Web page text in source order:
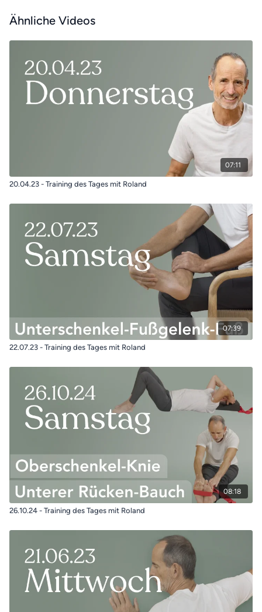
Ähnliche Videos
07:11
20.04.23 - Training des Tages mit Roland
07:39
22.07.23 - Training des Tages mit Roland
08:18
26.10.24 - Training des Tages mit Roland